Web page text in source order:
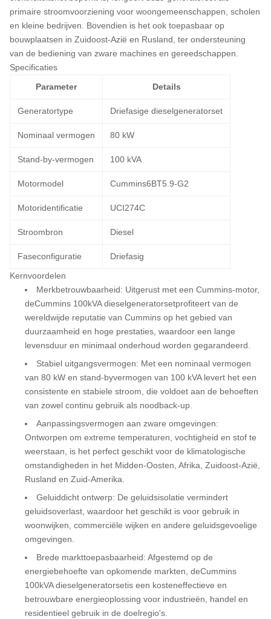
primaire stroomvoorziening voor woongemeenschappen, scholen
en kleine bedrijven. Bovendien is het ook toepasbaar op
bouwplaatsen in Zuidoost-Azië en Rusland, ter ondersteuning
van de bediening van zware machines en gereedschappen.
Specificaties
Parameter
Details
Generatortype Driefasige dieselgeneratorset
Nominaal vermogen 80 kW
Stand-by-vermogen 100 kVA
Motormodel Cummins6BT5.9-G2
Motoridentificatie UCI274C
Stroombron Diesel
Faseconfiguratie
Driefasig
Kernvoordelen
Merkbetrouwbaarheid: Uitgerust met een Cummins-motor,
deCummins 100kVA dieselgeneratorsetprofiteert van de
wereldwijde reputatie van Cummins op het gebied van
duurzaamheid en hoge prestaties, waardoor een lange
levensduur en minimaal onderhoud worden gegarandeerd.
Stabiel uitgangsvermogen: Met een nominaal vermogen
van 80 kW en stand-byvermogen van 100 kVA levert het een
consistente en stabiele stroom, die voldoet aan de behoeften
van zowel continu gebruik als noodback-up.
Aanpassingsvermogen aan zware omgevingen:
Ontworpen om extreme temperaturen, vochtigheid en stof te
weerstaan, is het perfect geschikt voor de klimatologische
omstandigheden in het Midden-Oosten, Afrika, Zuidoost-Azië,
Rusland en Zuid-Amerika.
Geluiddicht ontwerp: De geluidsisolatie vermindert
geluidsoverlast, waardoor het geschikt is voor gebruik in
woonwijken, commerciële wijken en andere geluidsgevoelige
omgevingen.
Brede markttoepasbaarheid: Afgestemd op de
energiebehoefte van opkomende markten, deCummins
100kVA dieselgeneratorsetis een kosteneffectieve en
betrouwbare energieoplossing voor industrieën, handel en
residentieel gebruik in de doelregio's.